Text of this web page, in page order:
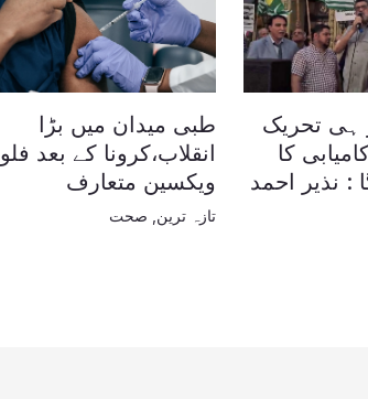
ہی تحریک
کا
: نذیر احمد
طبی میدان میں بڑا
انقلاب،کرونا کے بعد فلو
ویکسین متعارف
تازہ ترین صحت